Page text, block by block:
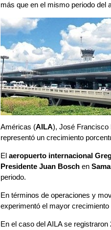
más que en el mismo periodo del
Américas (AILA), José Francisco
representó un crecimiento
El aeropuerto internacional
Presidente Juan Bosch en
periodo.
En términos de operaciones y
experimentó el mayor
En el caso del AILA se